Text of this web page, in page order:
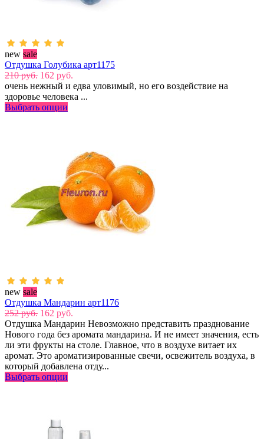
new sale
Отдушка Голубика арт1175
210 руб. 162 руб.
очень нежный и едва уловимый, но его воздействие на
здоровье человека ...
Выбрать опции
new sale
Отдушка Мандарин арт1176
252 руб. 162 руб.
Отдушка Мандарин Невозможно представить празднование
Нового года без аромата мандарина. И не имеет значения, есть
ли эти фрукты на столе. Главное, что в воздухе витает их
аромат. Это ароматизированные свечи, освежитель воздуха, в
который добавлена отду...
Выбрать опции